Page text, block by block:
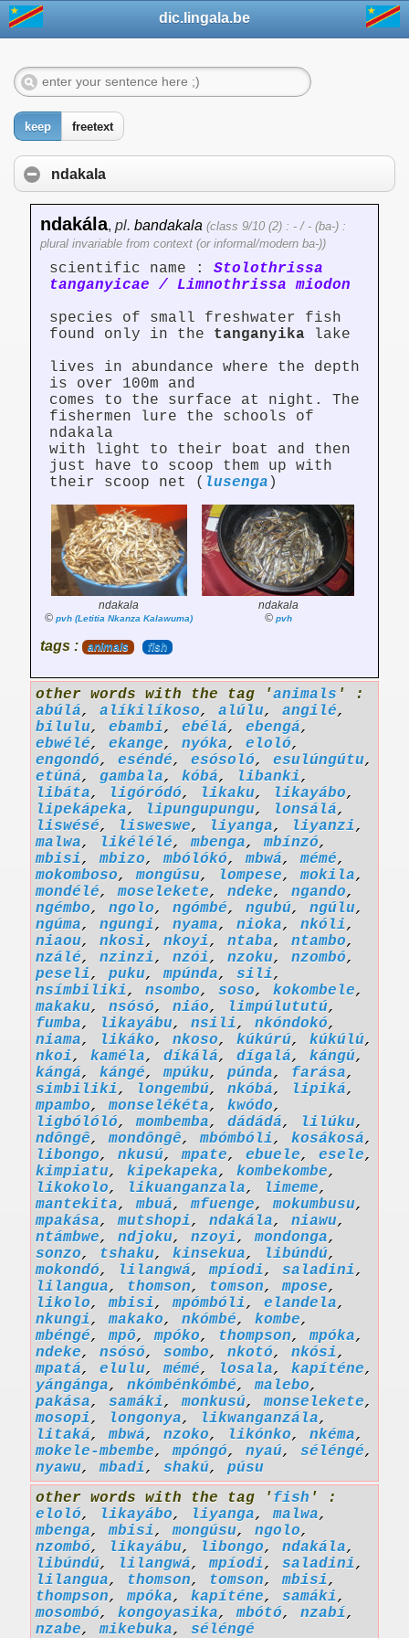
dic.lingala.be
keep freetext
ndakala
ndakála, pl. bandakala (class 9/10 (2) : - / - (ba-) :
plural invariable from context (or informal/modern ba-))
scientific name : Stolothrissa
tanganyicae / Limnothrissa miodon
species of small freshwater fish
found only in the tanganyika lake
lives in abundance where the depth
is over 100m and
comes to the surface at night. The
fishermen lure the schools of
ndakala
with light to their boat and then
just have to scoop them up with
their scoop net ( lusenga )
ndakala
© pvh (Letitia Nkanza Kalawuma)
ndakala
© pvh
tags : animals fish
other words with the tag 'animals ' :
abúlá, alíkilíkoso, alúlu, angilé,
bilulu, ebambi, ebélá, ebengá,
ebwélé, ekange, nyóka, eloló,
engondó, eséndé, esósoló, esulúngútu,
etúná, gambala, kóbá, libanki,
libáta, ligóródó, likaku, likayábo,
lipekápeka, lipungupungu, lonsálá,
liswésé, lisweswe, liyanga, liyanzi,
malwa, likélélé,mbenga,mbínzó,
mbisi,mbizo,mbólókó,mbwá,mémé,
mokomboso,mongúsu, lompese,mokila,
mondélé,moselekete, ndeke, ngando,
ngémbo, ngolo, ngómbé, ngubú, ngúlu,
ngúma, ngungi, nyama, nioka, nkóli,
niaou, nkosi, nkoyi, ntaba, ntambo,
nzálé, nzinzi, nzói, nzoku, nzombó,
peseli, puku,mpúnda, sili,
nsímbiliki, nsombo, soso, kokombele,
makaku, nsósó, niáo, limpúlututú,
fumba, likayábu, nsili, nkóndokó,
niama, likáko, nkoso, kúkúrú, kúkúlú,
nkoi, kaméla, díkálá, dígalá, kángú,
kángá, kángé,mpúku, púnda, farása,
simbiliki, longembú, nkóbá, lipiká,
mpambo,monselékéta, kwódo,
ligbólóló,mombemba, dádádá, lilúku,
ndôngê,mondôngê,mbómbóli, kosákosá,
libongo, nkusú,mpate, ebuele, esele,
kimpiatu, kipekapeka, kombekombe,
likokolo, likuanganzala, limeme,
mantekita,mbuá,mfuenge,mokumbusu,
mpakása,mutshopi, ndakála, niawu,
ntámbwe, ndjoku, nzoyi,mondonga,
sonzo, tshaku, kinsekua, libúndú,
mokondó, lilangwá,mpíodi, saladini,
lilangua, thomson, tomson,mpose,
likolo,mbisi,mpómbóli, elandela,
nkungi,makako, nkómbé, kombe,
mbéngé,mpô,mpóko, thompson,mpóka,
ndeke, nsósó, sombo, nkotó, nkósi,
mpatá, elulu,mémé, losala, kapíténe,
yángánga, nkómbénkómbé,malebo,
pakása, samáki,monkusú,monselekete,
mosopi, longonya, likwanganzála,
litaká,mbwá, nzoko, likónko, nkéma,
mokele-mbembe,mpóngó, nyaú, séléngé,
nyawu,mbadi, shakú, púsu
other words with the tag ' fish ' :
eloló, likayábo, liyanga,malwa,
mbenga,mbisi,mongúsu, ngolo,
nzombó, likayábu, libongo, ndakála,
libúndú, lilangwá,mpíodi, saladini,
lilangua, thomson, tomson,mbisi,
thompson,mpóka, kapíténe, samáki,
mosombó, kongoyasika,mbótó, nzabí,
nzabe,mikebuka, séléngé